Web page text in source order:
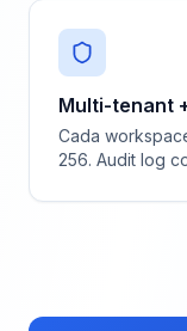
Multi-tenant
Cada
256. Audit log